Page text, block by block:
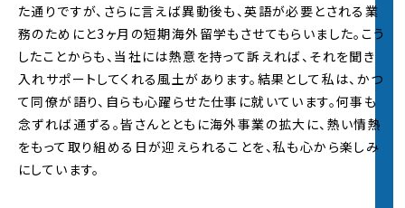
た通りですが、さらに言えば異動後も、英語が必要とされる業
務のためにと3ヶ月の短期海外留学もさせてもらいました。こう
したことからも、当社には熱意を持って訴えれば、それを聞き
入れサポートしてくれる風土があります。結果として私は、かつ
て同僚が語り、自らも心躍らせた仕事に就いています。何事も
念ずれば通ずる。皆さんとともに海外事業の拡大に、熱い情熱
をもって取り組める日が迎えられることを、私も心から楽しみ
にしています。